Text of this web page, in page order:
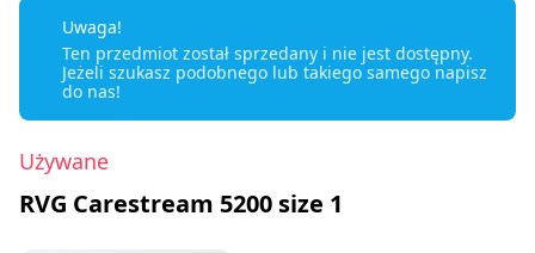
Uwaga!
Ten przedmiot został sprzedany i nie jest dostępny.
Jeżeli szukasz podobnego lub takiego samego napisz
do nas!
Używane
RVG Carestream 5200 size 1